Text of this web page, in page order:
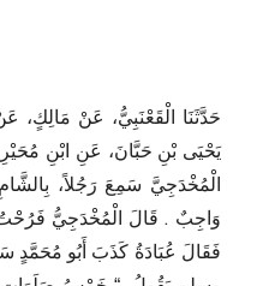
حَدَّثَنَا الْقَعْنَبِيُّ، عَنْ
يَحْيَى بْنِ حَبَّانَ، عَنِ ابْنِ
الْمُخْدَجِيَّ سَمِعَ رَجُلاً،
وَاجِبٌ ‏.‏ قَالَ الْمُخْدَجِيُّ فَرُحْتُ
فَقَالَ عُبَادَةُ كَذَبَ أَبُو مُحَمَّدٍ